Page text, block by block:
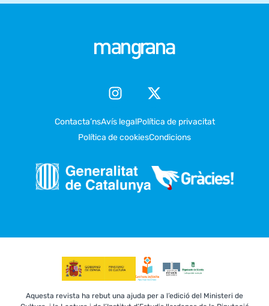
Contacta’nsAvís legalPolítica de privacitat
Política de cookiesCondicions
Aquesta revista ha rebut una ajuda per a l’edició del Ministeri de